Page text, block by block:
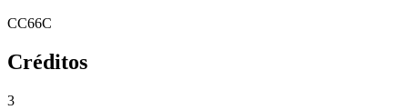
CC66C
Créditos
3